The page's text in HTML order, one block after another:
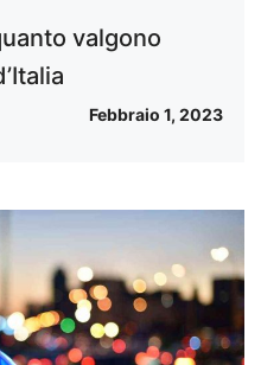
valgono
Febbraio 1, 2023